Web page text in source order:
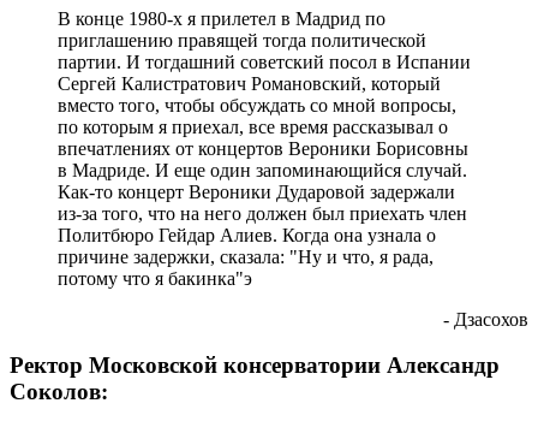
В конце 1980-х я прилетел в Мадрид по
приглашению правящей тогда политической
партии. И тогдашний советский посол в Испании
Сергей Калистратович Романовский, который
вместо того, чтобы обсуждать со мной вопросы,
по которым я приехал, все время рассказывал о
впечатлениях от концертов Вероники Борисовны
в Мадриде. И еще один запоминающийся случай.
Как-то концерт Вероники Дударовой задержали
из-за того, что на него должен был приехать член
Политбюро Гейдар Алиев. Когда она узнала о
причине задержки, сказала: "Ну и что, я рада,
потому что я бакинка"э
- Дзасохов
Ректор Московской консерватории Александр
Соколов: